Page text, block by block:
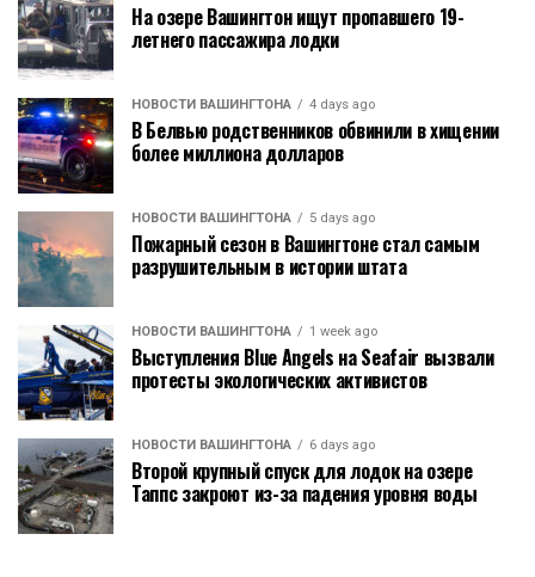
На озере Вашингтон ищут пропавшего 19-
летнего пассажира лодки
НОВОСТИ ВАШИНГТОНА 4 days ago
В Белвью родственников обвинили в хищении
более миллиона долларов
НОВОСТИ ВАШИНГТОНА 5 days ago
Пожарный сезон в Вашингтоне стал самым
разрушительным в истории штата
НОВОСТИ ВАШИНГТОНА 1 week ago
Выступления Blue Angels на Seafair вызвали
протесты экологических активистов
НОВОСТИ ВАШИНГТОНА 6 days ago
Второй крупный спуск для лодок на озере
Таппс закроют из-за падения уровня воды